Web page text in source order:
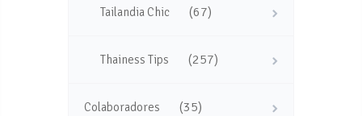
Tailandia Chic (67)
Thainess Tips (257)
Colaboradores (35)